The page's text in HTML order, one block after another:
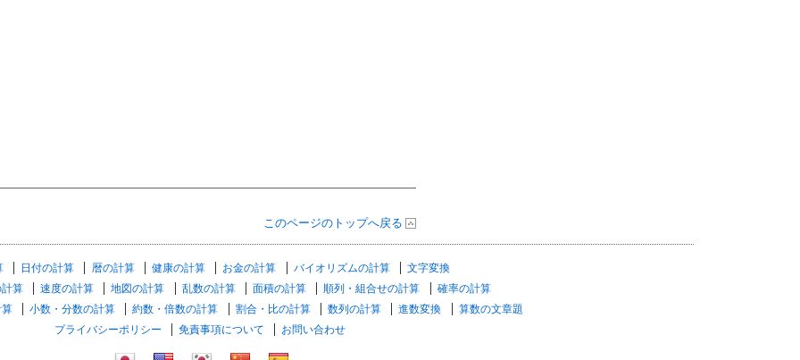
このページのトップへ戻る
日付の計算 暦の計算 健康の計算 お金の計算 バイオリズムの計算
文字変換
算 速度の計算 地図の計算 乱数の計算 面積の計算 順列・組合せの計算
確率の計算
小数・分数の計算 約数・倍数の計算 割合・比の計算 数列の計算 進数変換
算数の文章題
プライバシーポリシー
免責事項について お問い合わせ